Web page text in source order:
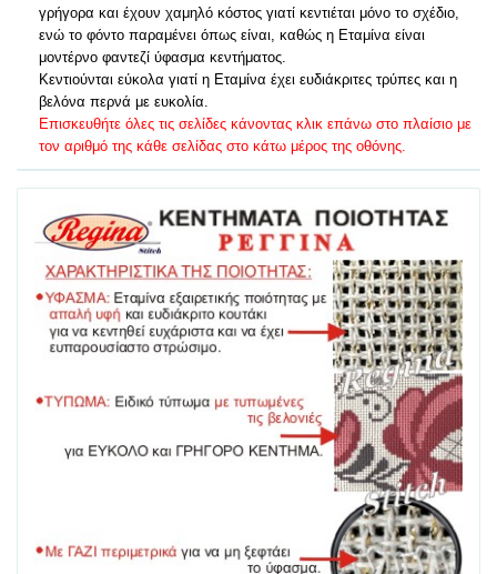
γρήγορα και έχουν χαμηλό κόστος γιατί κεντιέται μόνο το σχέδιο,
ενώ το φόντο παραμένει όπως είναι, καθώς η Εταμίνα είναι
μοντέρνο φαντεζί ύφασμα κεντήματος.
Κεντιούνται εύκολα γιατί η Εταμίνα έχει ευδιάκριτες τρύπες και η
βελόνα περνά με ευκολία.
Επισκευθήτε όλες τις σελίδες κάνοντας κλικ επάνω στο πλαίσιο με
τον αριθμό της κάθε σελίδας στο κάτω μέρος της οθόνης.